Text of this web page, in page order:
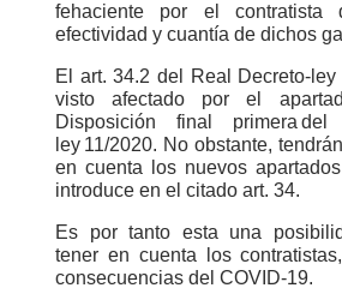
fehaciente por el contratista
efectividad y cuantía de dichos
El art. 34.2 del Real Decreto-ley
visto afectado por el
Disposición final primera
ley 11/2020. No obstante,
en cuenta los nuevos
introduce en el citado art. 34.
Es por tanto esta una
tener en cuenta los
consecuencias del COVID-19.